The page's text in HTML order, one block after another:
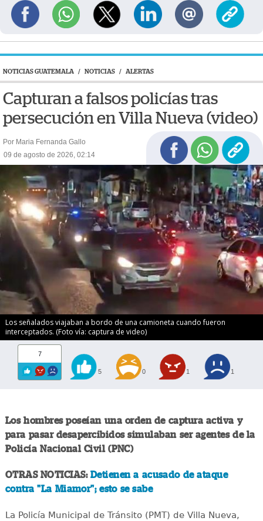
NOTICIAS GUATEMALA / NOTICIAS / ALERTAS
Capturan a falsos policías tras
persecución en Villa Nueva (video)
Por Maria Fernanda Gallo
09 de agosto de 2026, 02:14
Los señalados viajaban a bordo de una camioneta cuando fueron
interceptados. (Foto vía: captura de video)
7
5 0 1 1
Los hombres poseían una orden de captura activa y
para pasar desapercibidos simulaban ser agentes de la
Policía Nacional Civil (PNC)
OTRAS NOTICIAS: Detienen a acusado de ataque
contra "La Miamor"; esto se sabe
La Policía Municipal de Tránsito (PMT) de Villa Nueva,